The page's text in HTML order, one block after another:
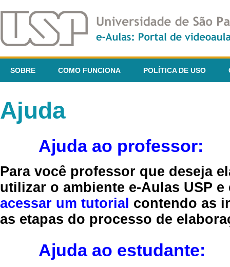
SOBRE COMO FUNCIONA POLÍTICA DE USO
Ajuda
Ajuda ao professor:
Para você professor que deseja
utilizar o ambiente e-Aulas USP
acessar um tutorial contendo as
as etapas do processo de
Ajuda ao estudante: